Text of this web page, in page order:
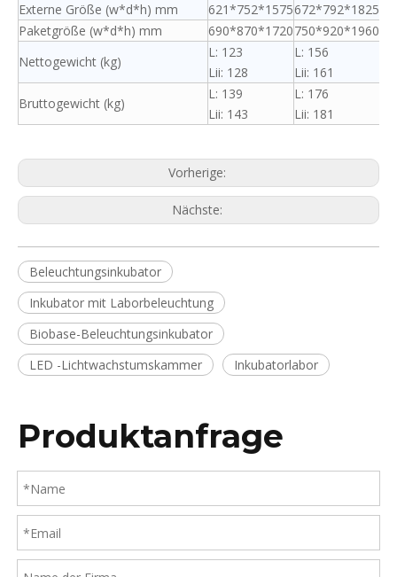
Externe Größe (w*d*h) mm
621*752*1575672*792*1825
Paketgröße (w*d*h) mm
690*870*1720750*920*1960
Nettogewicht (kg)
L: 123
Lii: 128
L: 156
Lii: 161
Bruttogewicht (kg)
L: 139
Lii: 143
L: 176
Lii: 181
Vorherige:
Nächste:
Beleuchtungsinkubator
Inkubator mit Laborbeleuchtung
Biobase-Beleuchtungsinkubator
LED -Lichtwachstumskammer
Inkubatorlabor
Produktanfrage